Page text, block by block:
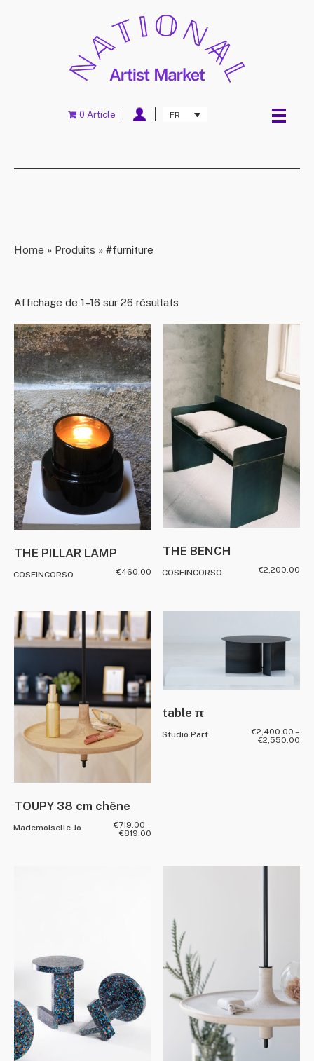
FR
0 Article
Home » Produits » #furniture
Affichage de 1–16 sur 26 résultats
THE PILLAR LAMP
COSEINCORSO €460.00
THE BENCH
COSEINCORSO €2,200.00
TOUPY 38 cm chêne
Mademoiselle Jo €719.00 –
€819.00
table π
Studio Part €2,400.00 –
€2,550.00